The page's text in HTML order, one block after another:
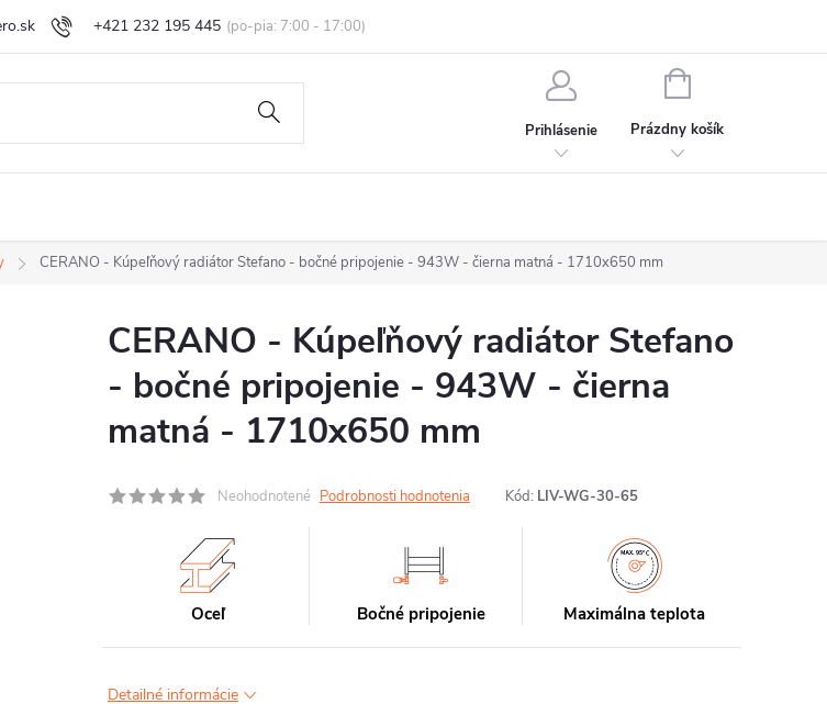
+421 232 195 445
reklamácia Obchodné podmienky Podmienky ochrany osobných údajov
Prihlásenie
NÁKUPNÝ
Prázdny košík
CERANO - Kúpeľňový radiátor Stefano - bočné pripojenie - 943W - čierna matná - 1710x650 mm
CERANO - Kúpeľňový radiátor Stefano
- bočné pripojenie - 943W - čierna
matná - 1710x650 mm
Neohodnotené Podrobnosti hodnotenia Kód: LIV-WG-30-65
Oceľ Bočné pripojenie Maximálna teplota
Detailné informácie